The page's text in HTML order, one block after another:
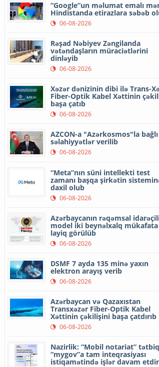
“Google”un məlumat emalı
Hindistanda etirazlara səbəb
06-08-2026
Rəşad Nəbiyev Zəngilanda
vətəndaşların müraciətlərini
dinləyib
06-08-2026
Xəzər dənizinin dibi ilə Trans-
Fiber-Optik Kabel Xəttinin
başa çatıb
06-08-2026
AZCON-a "Azərkosmos"la
səlahiyyətlər verilib
06-08-2026
“Meta”nın süni intellekti test
zamanı başqa şirkətin
daxil olub
06-08-2026
Azərbaycanın rəqəmsal
model iki beynəlxalq mükafata
layiq görülüb
06-08-2026
DSMF 7 ayda 135 minə yaxın
elektron arayış verib
06-08-2026
Azərbaycan və Qazaxıstan
Transxəzər Fiber-Optik Kabel
Xəttinin çəkilişini başa çatdırıb
06-08-2026
Nazirlik: “Mobil notariat”
“mygov”a tam inteqrasiyası
istiqamətində işlər davam